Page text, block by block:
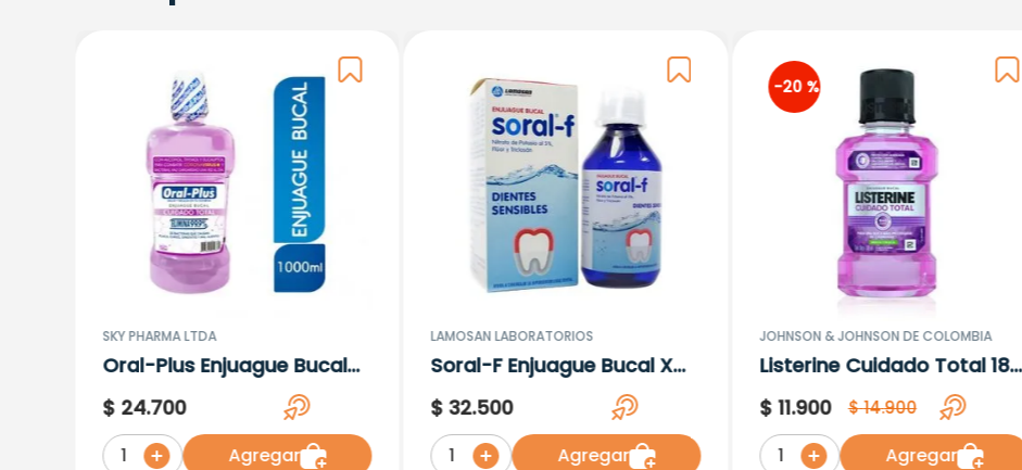
SKY PHARMA LTDA
Oral-Plus Enjuague Bucal
Cuidado Total X 1000 Ml
$ 24.700
1 Agregar
LAMOSAN LABORATORIOS
Soral-F Enjuague Bucal X
240ML
$ 32.500
1 Agregar
-20 %
JOHNSON & JOHNSON DE COLOMBIA
Listerine Cuidado Total 180
Ml
$ 11.900 $14.900
1 Agregar